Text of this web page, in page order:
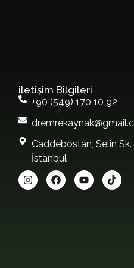
iletişim Bilgileri
+90 (549) 170 10 92
Caddebostan, Selin
İstanbul